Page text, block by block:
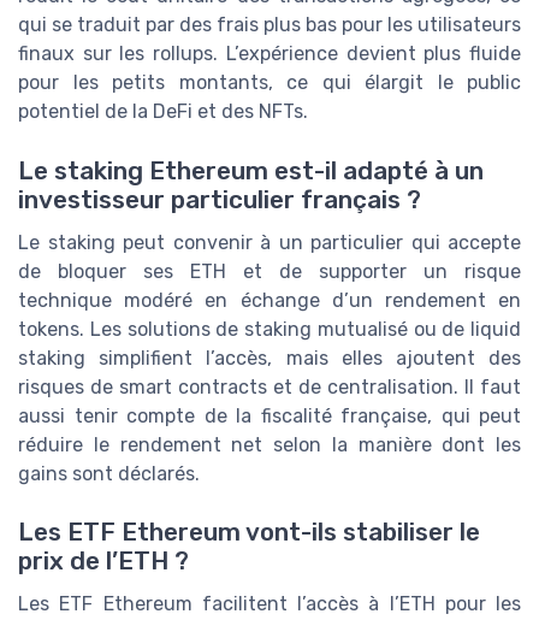
qui se traduit par des frais plus bas pour les utilisateurs
finaux sur les rollups. L’expérience devient plus fluide
pour les petits montants, ce qui élargit le public
potentiel de la DeFi et des NFTs.
Le staking Ethereum est-il adapté à un
investisseur particulier français ?
Le staking peut convenir à un particulier qui accepte
de bloquer ses ETH et de supporter un risque
technique modéré en échange d’un rendement en
tokens. Les solutions de staking mutualisé ou de liquid
staking simplifient l’accès, mais elles ajoutent des
risques de smart contracts et de centralisation. Il faut
aussi tenir compte de la fiscalité française, qui peut
réduire le rendement net selon la manière dont les
gains sont déclarés.
Les ETF Ethereum vont-ils stabiliser le
prix de l’ETH ?
Les ETF Ethereum facilitent l’accès à l’ETH pour les